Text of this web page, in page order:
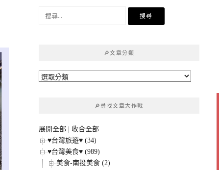
🔎文章分類
🔎
🔎尋找文章大作戰
展開全部
收合全部
♥台灣旅遊♥ (34)
♥台灣美食♥ (989)
美食-南投美食 (2)